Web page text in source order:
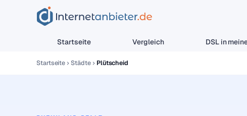
Startseite Vergleich DSL in
Startseite Städte Plütscheid